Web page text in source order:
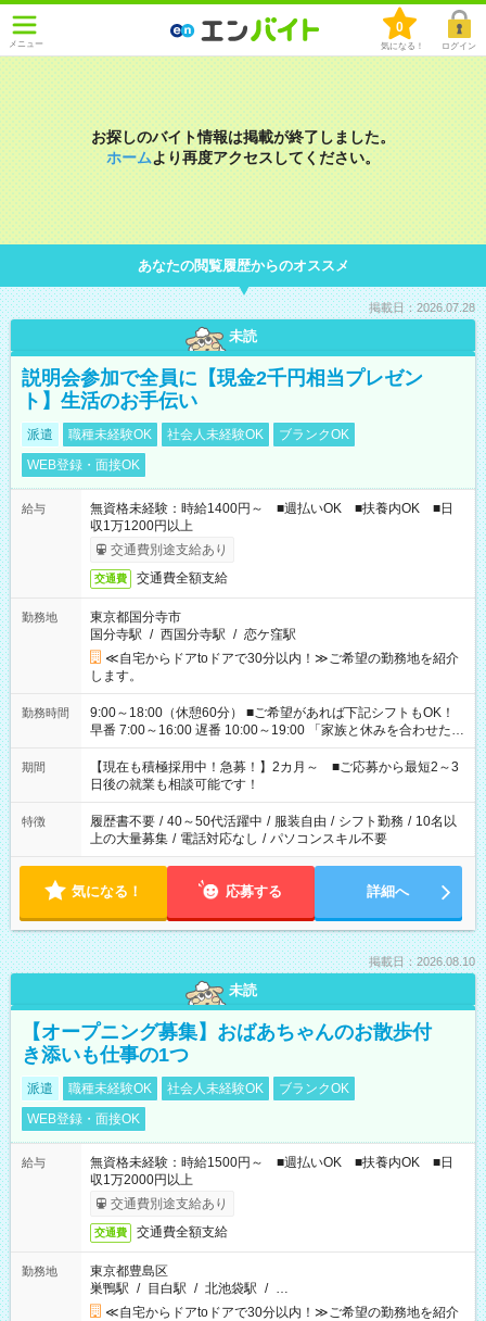
メニュー
0
気になる！ ログイン
お探しのバイト情報は掲載が終了しました。
ホームより再度アクセスしてください。
あなたの閲覧履歴からのオススメ
掲載日：2026.07.28
未読
説明会参加で全員に【現金2千円相当プレゼン
ト】生活のお手伝い
派遣 職種未経験OK 社会人未経験OK
ブランクOK
WEB登録・面接OK
給与
無資格未経験：時給1400円～ ■週払いOK ■扶養内OK ■日
収1万1200円以上
交通費別途支給あり
交通費 交通費全額支給
勤務地
東京都国分寺市
国分寺駅 / 西国分寺駅 / 恋ケ窪駅
≪自宅からドアtoドアで30分以内！≫ご希望の勤務地を紹介
します。
勤務時間
9:00～18:00（休憩60分） ■ご希望があれば下記シフトもOK！
早番 7:00～16:00 遅番 10:00～19:00 「家族と休みを合わせた
い」 「余裕を持って夕飯の準備がしたい」 「できれば残業はし
たくない」 など、ご希望を教えてくださいね。 ※Wワーク希望
の方へ 今ご覧のお仕事で希望する勤務時間と、もう1つのお仕事
の勤務時間。 合計で週40時間を超える場合は応募できません。
期間
【現在も積極採用中！急募！】2カ月～ ■ご応募から最短2～3
日後の就業も相談可能です！
特徴 履歴書不要 / 40～50代活躍中 / 服装自由 / シフト勤務 / 10名以
上の大量募集 / 電話対応なし / パソコンスキル不要
気になる！ 応募する 詳細へ
掲載日：2026.08.10
未読
【オープニング募集】おばあちゃんのお散歩付
き添いも仕事の1つ
派遣 職種未経験OK 社会人未経験OK
ブランクOK
WEB登録・面接OK
給与
無資格未経験：時給1500円～ ■週払いOK ■扶養内OK ■日
収1万2000円以上
交通費別途支給あり
交通費 交通費全額支給
勤務地
東京都豊島区
巣鴨駅 / 目白駅 / 北池袋駅 / …
≪自宅からドアtoドアで30分以内！≫ご希望の勤務地を紹介